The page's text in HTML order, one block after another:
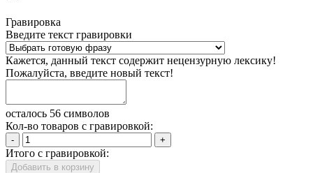
Гравировка
Введите текст гравировки
Кажется, данный текст содержит нецензурную лексику!
Пожалуйста, введите новый текст!
осталось 56 символов
Кол-во товаров с гравировкой:
- +
Итого с гравировкой:
Добавить в корзину